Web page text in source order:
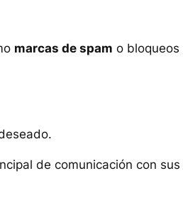
marcas de spam o bloqueos
de comunicación con